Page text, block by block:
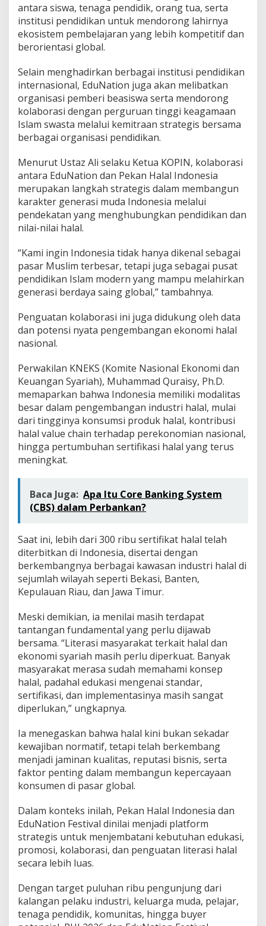
antara siswa, tenaga pendidik, orang tua, serta
institusi pendidikan untuk mendorong lahirnya
ekosistem pembelajaran yang lebih kompetitif dan
berorientasi global.
Selain menghadirkan berbagai institusi pendidikan
internasional, EduNation juga akan melibatkan
organisasi pemberi beasiswa serta mendorong
kolaborasi dengan perguruan tinggi keagamaan
Islam swasta melalui kemitraan strategis bersama
berbagai organisasi pendidikan.
Menurut Ustaz Ali selaku Ketua KOPIN, kolaborasi
antara EduNation dan Pekan Halal Indonesia
merupakan langkah strategis dalam membangun
karakter generasi muda Indonesia melalui
pendekatan yang menghubungkan pendidikan dan
nilai-nilai halal.
“Kami ingin Indonesia tidak hanya dikenal sebagai
pasar Muslim terbesar, tetapi juga sebagai pusat
pendidikan Islam modern yang mampu melahirkan
generasi berdaya saing global,” tambahnya.
Penguatan kolaborasi ini juga didukung oleh data
dan potensi nyata pengembangan ekonomi halal
nasional.
Perwakilan KNEKS (Komite Nasional Ekonomi dan
Keuangan Syariah), Muhammad Quraisy, Ph.D.
memaparkan bahwa Indonesia memiliki modalitas
besar dalam pengembangan industri halal, mulai
dari tingginya konsumsi produk halal, kontribusi
halal value chain terhadap perekonomian nasional,
hingga pertumbuhan sertifikasi halal yang terus
meningkat.
Baca Juga: Apa Itu Core Banking System
(CBS) dalam Perbankan?
Saat ini, lebih dari 300 ribu sertifikat halal telah
diterbitkan di Indonesia, disertai dengan
berkembangnya berbagai kawasan industri halal di
sejumlah wilayah seperti Bekasi, Banten,
Kepulauan Riau, dan Jawa Timur.
Meski demikian, ia menilai masih terdapat
tantangan fundamental yang perlu dijawab
bersama. “Literasi masyarakat terkait halal dan
ekonomi syariah masih perlu diperkuat. Banyak
masyarakat merasa sudah memahami konsep
halal, padahal edukasi mengenai standar,
sertifikasi, dan implementasinya masih sangat
diperlukan,” ungkapnya.
Ia menegaskan bahwa halal kini bukan sekadar
kewajiban normatif, tetapi telah berkembang
menjadi jaminan kualitas, reputasi bisnis, serta
faktor penting dalam membangun kepercayaan
konsumen di pasar global.
Dalam konteks inilah, Pekan Halal Indonesia dan
EduNation Festival dinilai menjadi platform
strategis untuk menjembatani kebutuhan edukasi,
promosi, kolaborasi, dan penguatan literasi halal
secara lebih luas.
Dengan target puluhan ribu pengunjung dari
kalangan pelaku industri, keluarga muda, pelajar,
tenaga pendidik, komunitas, hingga buyer